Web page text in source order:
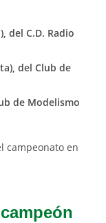
del C.D. Radio
del Club de
de Modelismo
campeonato en